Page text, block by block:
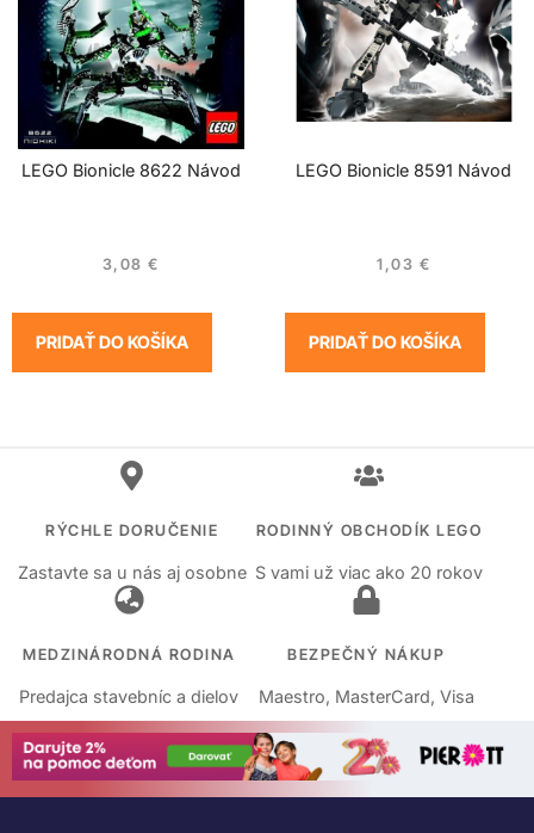
LEGO Bionicle 8622 Návod
3,08 €
PRIDAŤ DO KOŠÍKA
LEGO Bionicle 8591 Návod
1,03 €
PRIDAŤ DO KOŠÍKA
RÝCHLE DORUČENIE
Zastavte sa u nás aj osobne
RODINNÝ OBCHODÍK LEGO
S vami už viac ako 20 rokov
MEDZINÁRODNÁ RODINA
Predajca stavebníc a dielov
BEZPEČNÝ NÁKUP
Maestro, MasterCard, Visa